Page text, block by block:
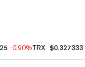
-0.90%TRX $0.327333